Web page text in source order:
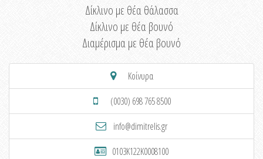
Δίκλινο με θέα θάλασσα
Δίκλινο με θέα βουνό
Διαμέρισμα με θέα βουνό
Κοίνυρα
(0030) 698 765 8500
info@dimitrelis.gr
0103K122K0008100